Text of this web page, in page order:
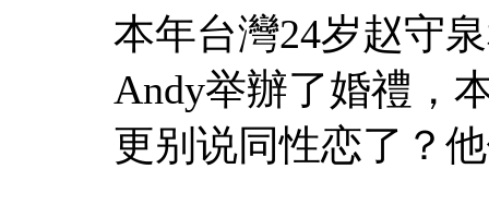
本年台灣24岁赵守
Andy举辦了婚禮，
更别说同性恋了？